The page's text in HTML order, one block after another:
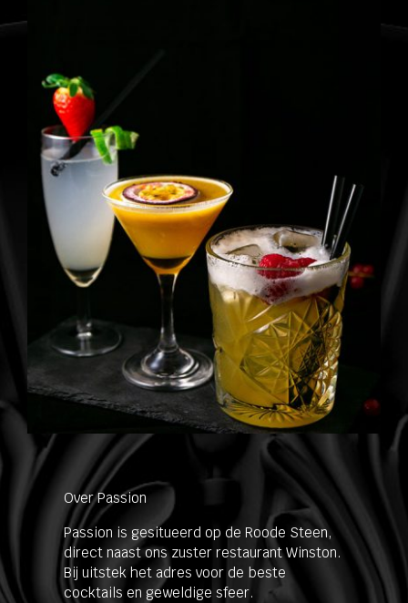
Over Passion
Passion is gesitueerd op de Roode Steen,
direct naast ons zuster restaurant Winston.
Bij uitstek het adres voor de beste
cocktails en geweldige sfeer.